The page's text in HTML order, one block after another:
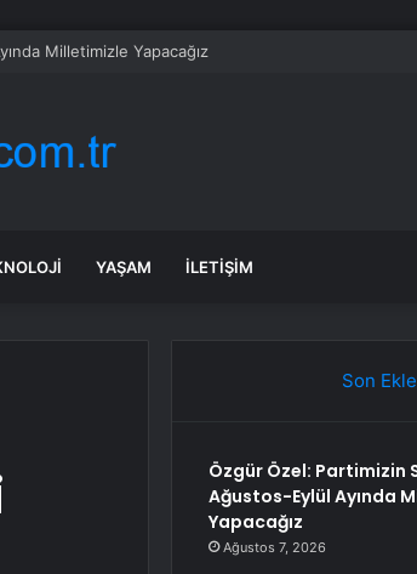
hangi ilçelerde trafik var, hangi yollar kapalı?
YAŞAM İLETIŞIM
Son
Özgür Özel: Partimizin
Ağustos-Eylül Ayında
Yapacağız
Ağustos 7, 2026